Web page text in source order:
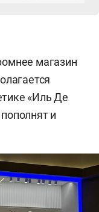
магазин
«Иль Де
и